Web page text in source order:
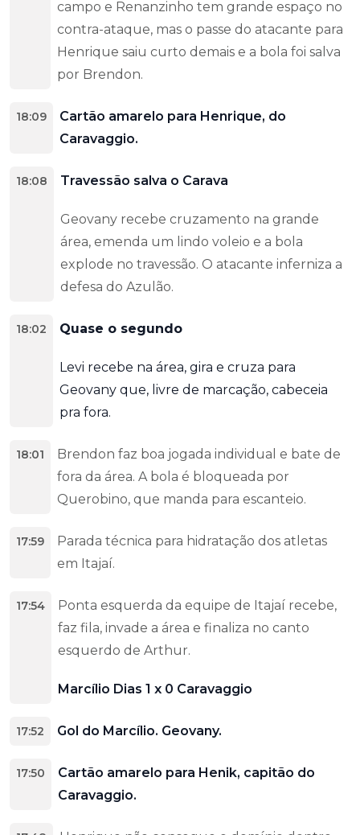
campo e Renanzinho tem grande espaço no
contra-ataque, mas o passe do atacante para
Henrique saiu curto demais e a bola foi salva
por Brendon.
18:09
Cartão amarelo para Henrique, do
Caravaggio.
18:08 Travessão salva o Carava
Geovany recebe cruzamento na grande
área, emenda um lindo voleio e a bola
explode no travessão. O atacante inferniza a
defesa do Azulão.
18:02 Quase o segundo
Levi recebe na área, gira e cruza para
Geovany que, livre de marcação, cabeceia
pra fora.
18:01
Brendon faz boa jogada individual e bate de
fora da área. A bola é bloqueada por
Querobino, que manda para escanteio.
17:59
Parada técnica para hidratação dos atletas
em Itajaí.
17:54
Ponta esquerda da equipe de Itajaí recebe,
faz fila, invade a área e finaliza no canto
esquerdo de Arthur.
Marcílio Dias 1 x 0 Caravaggio
17:52 Gol do Marcílio. Geovany.
17:50
Cartão amarelo para Henik, capitão do
Caravaggio.